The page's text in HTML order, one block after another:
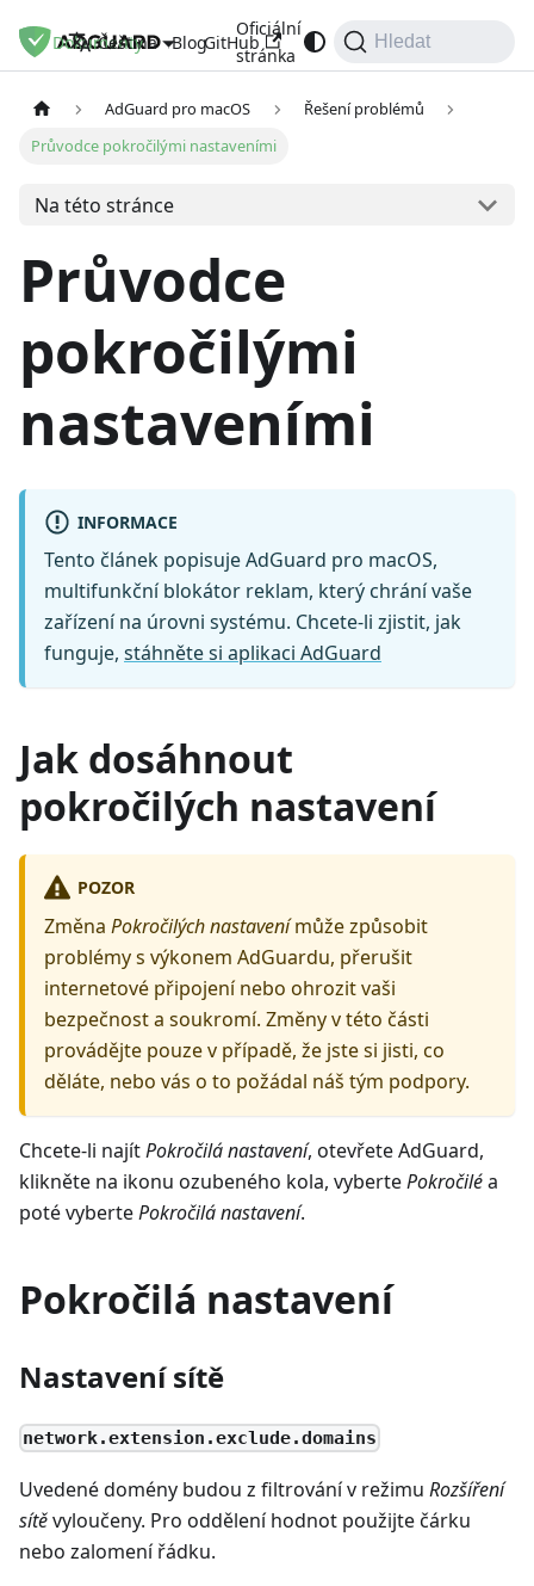
Dokumenty Blog
Oficiální
stránka
Čeština GitHub Hledat
AdGuard pro macOS
Řešení problémů
Průvodce pokročilými nastaveními
Na této stránce
Průvodce
pokročilými
nastaveními
INFORMACE
Tento článek popisuje AdGuard pro macOS,
multifunkční blokátor reklam, který chrání vaše
zařízení na úrovni systému. Chcete-li zjistit, jak
funguje, stáhněte si aplikaci AdGuard
Jak dosáhnout
pokročilých nastavení
POZOR
Změna Pokročilých nastavenímůže způsobit
problémy s výkonem AdGuardu, přerušit
internetové připojení nebo ohrozit vaši
bezpečnost a soukromí. Změny v této části
provádějte pouze v případě, že jste si jisti, co
děláte, nebo vás o to požádal náš tým podpory.
Chcete-li najítPokročilá nastavení, otevřete AdGuard,
klikněte na ikonu ozubeného kola, vybertePokročiléa
poté vybertePokročilá nastavení.
Pokročilá nastavení
Nastavení sítě
network.extension.exclude.domains
Uvedené domény budou z filtrování v režimu Rozšíření
sítěvyloučeny. Pro oddělení hodnot použijte čárku
nebo zalomení řádku.